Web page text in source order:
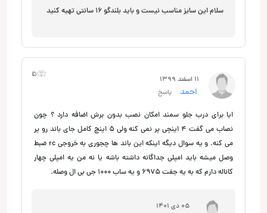
سلام این سایز مناسب نیست و باید بلندگو 16 سانتی تهیه کنید
1 11 اسفند 1399
احمد پاسخ
ایا برای درب جلو سمند امکان نصب بدون برش اضافه دارد ؟ چون
نصاب می گفت 4 اینچی پر نمی کنه ولی 5 اینچ کامل جای باند رو پر
می کنه. و یه سوال دیگه اینکه این باند ها چجوری به خروجی rc ضبط
وصل میشه باید امپلی جداگانه داشته باشه یا نه من یه امپلی چهار
کاناله دارم که به یه جفت 6975 و یه ساب 1000 جی بی ال وصله.
5
05 دی 1401